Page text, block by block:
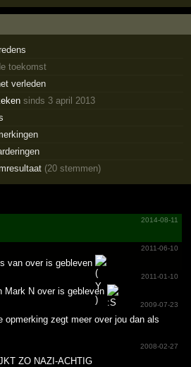
toekomst
verleden
sinds 3 april 2013
(20 stemmen)
2014-08-11
2011-06-10
van over is gebleven
2011-01-10
Mark N over is gebleven
2009-07-23
opmerking zegt meer over jou dan als
2008-02-27
ZO NAZI-ACHTIG